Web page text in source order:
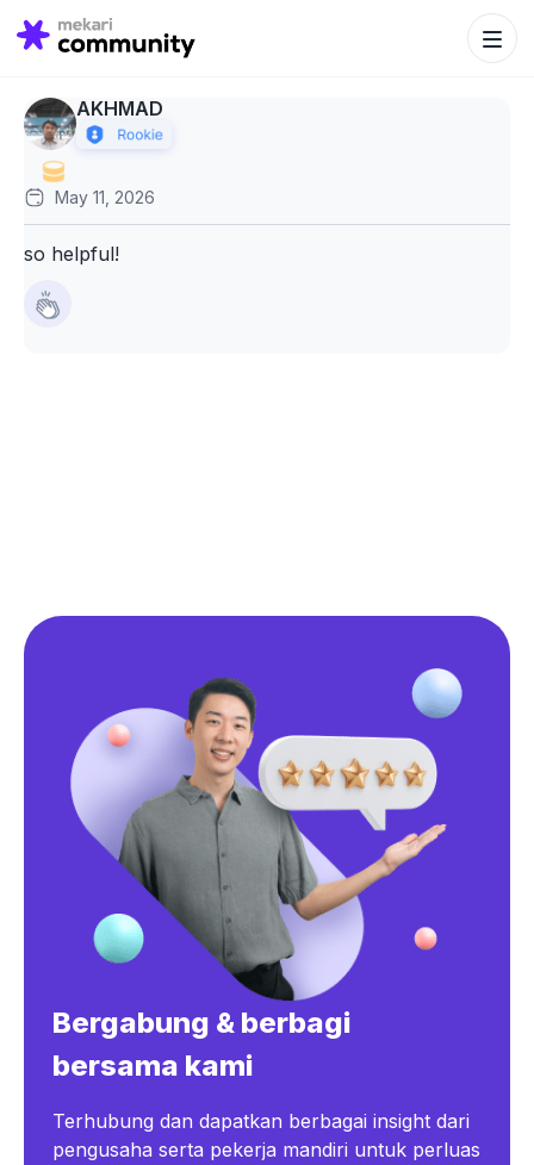
Search
for:
Search
AKHMAD
May 11, 2026
so helpful!
Bergabung & berbagi
bersama kami
Terhubung dan dapatkan berbagai insight dari
pengusaha serta pekerja mandiri untuk perluas